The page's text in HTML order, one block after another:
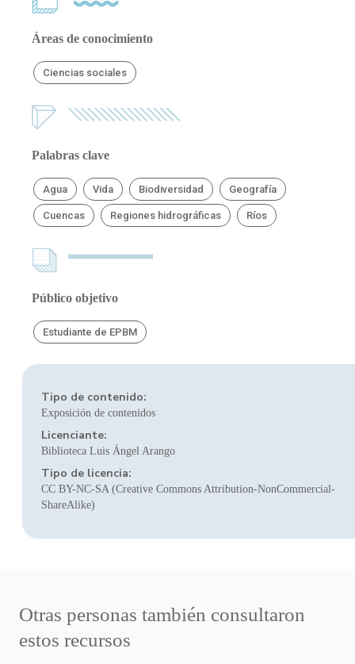
Áreas de conocimiento
Ciencias sociales
Palabras clave
Agua Vida Biodiversidad Geografía
Cuencas Regiones hidrográficas Ríos
Público objetivo
Estudiante de EPBM
Tipo de contenido:
Exposición de contenidos
Licenciante:
Biblioteca Luis Ángel Arango
Tipo de licencia:
CC BY-NC-SA (Creative Commons Attribution-NonCommercial-
ShareAlike)
Otras personas también consultaron
estos recursos